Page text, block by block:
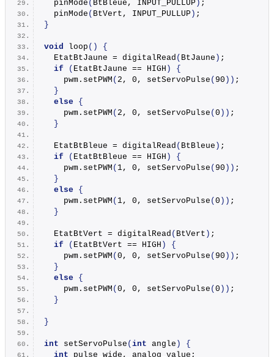
pinMode ( BtBleue, INPUT_PULLUP ) ;
pinMode ( BtVert, INPUT_PULLUP ) ;
}
void loop ()
{
  EtatBtJaune =
digitalRead ( BtJaune ) ;
if
( EtatBtJaune == HIGH )
{
    pwm.
setPWM ( 2, 0, setServoPulse ( 90 )) ;
}
else {
    pwm.
setPWM ( 2, 0, setServoPulse ( 0 )) ;
}
  EtatBtBleue =
digitalRead ( BtBleue ) ;
if
( EtatBtBleue == HIGH )
{
    pwm.
setPWM ( 1, 0, setServoPulse ( 90 )) ;
}
else {
    pwm.
setPWM ( 1, 0, setServoPulse ( 0 )) ;
}
  EtatBtVert =
digitalRead ( BtVert ) ;
if
( EtatBtVert == HIGH )
{
    pwm.
setPWM ( 0, 0, setServoPulse ( 90 )) ;
}
else {
    pwm.
setPWM ( 0, 0, setServoPulse ( 0 )) ;
}
}
int setServoPulse ( int angle )
{
int pulse_wide, analog_value;